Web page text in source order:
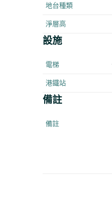
地台種類
淨層高
設施
電梯
港鐵站
備註
備註